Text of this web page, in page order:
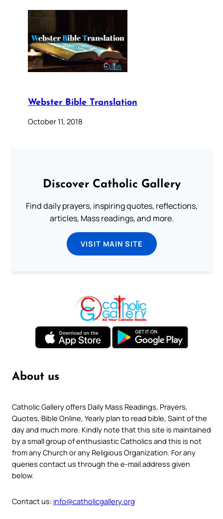
Webster Bible Translation
October 11, 2018
Discover Catholic Gallery
Find daily prayers, inspiring quotes, reflections,
articles, Mass readings, and more.
VISIT MAIN SITE
About us
Catholic Gallery offers Daily Mass Readings, Prayers,
Quotes, Bible Online, Yearly plan to read bible, Saint of the
day and much more. Kindly note that this site is maintained
by a small group of enthusiastic Catholics and this is not
from any Church or any Religious Organization. For any
queries contact us through the e-mail address given
below.
Contact us: info@catholicgallery.org